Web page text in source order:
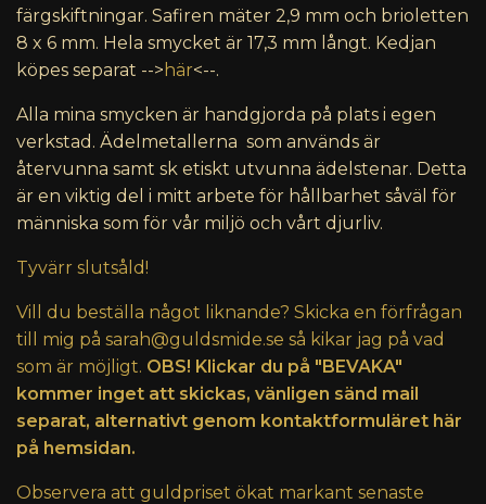
färgskiftningar. Safiren mäter 2,9 mm och brioletten
8 x 6 mm. Hela smycket är 17,3 mm långt. Kedjan
köpes separat --> här<--.
Alla mina smycken är handgjorda på plats i egen
verkstad. Ädelmetallerna som används är
återvunna samt sk etiskt utvunna ädelstenar. Detta
är en viktig del i mitt arbete för hållbarhet såväl för
människa som för vår miljö och vårt djurliv.
Tyvärr slutsåld!
Vill du beställa något liknande? Skicka en förfrågan
till mig på sarah@guldsmide.se så kikar jag på vad
som är möjligt. OBS! Klickar du på "BEVAKA"
kommer inget att skickas, vänligen sänd mail
separat, alternativt genom kontaktformuläret här
på hemsidan.
Observera att guldpriset ökat markant senaste